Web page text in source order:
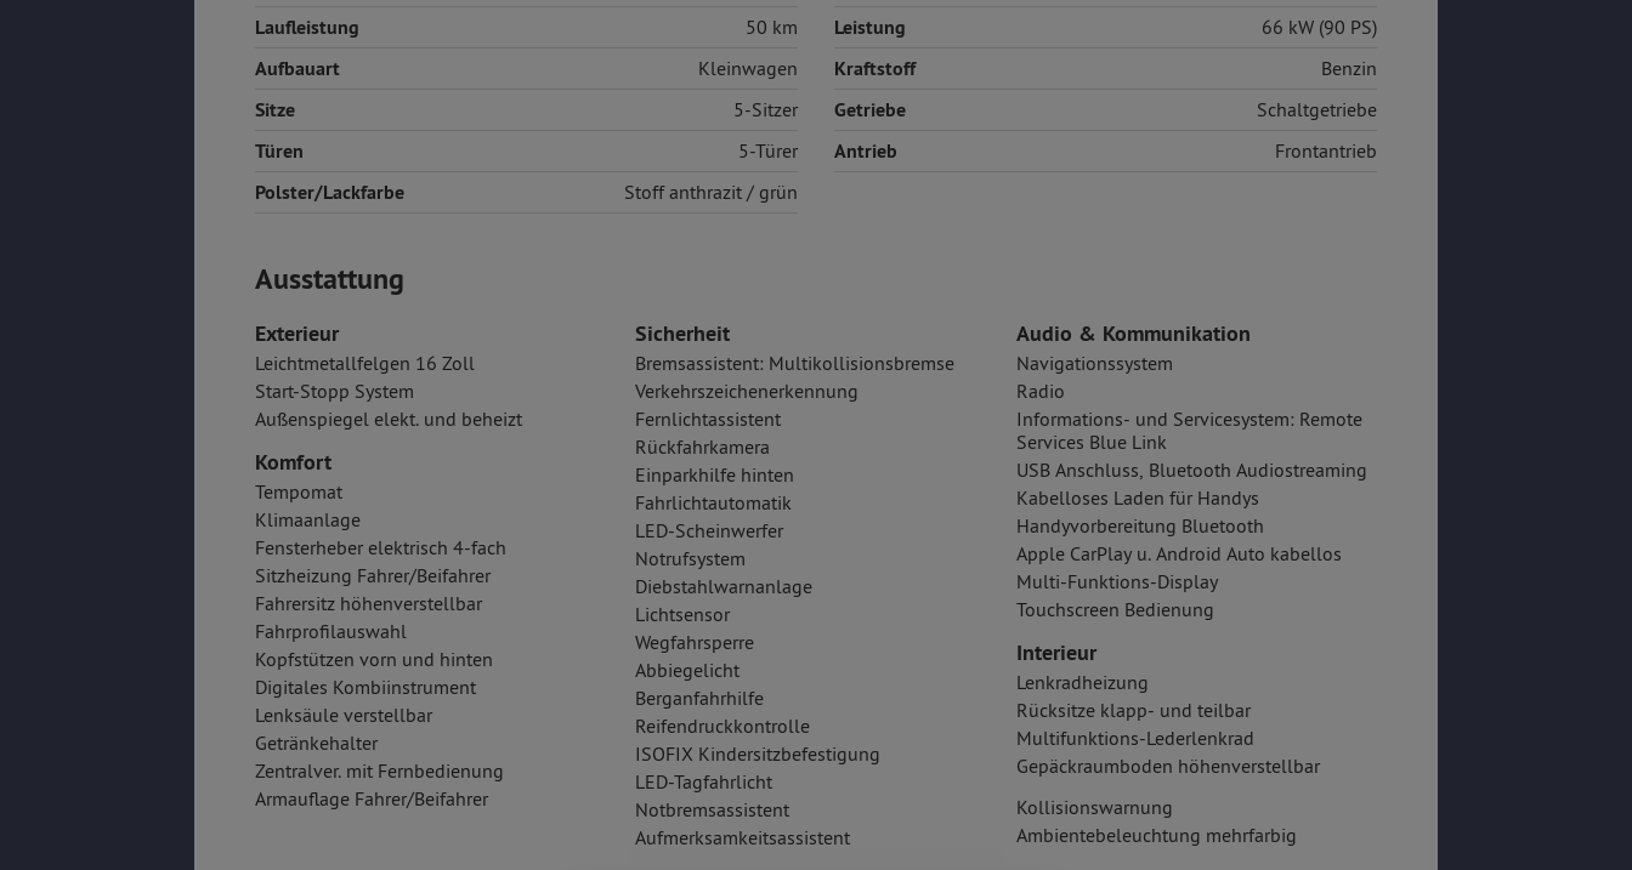
Laufleistung 50 km
Aufbauart Kleinwagen
Sitze 5-Sitzer
Türen 5-Türer
Polster/Lackfarbe Stoffanthrazit / grün
Leistung 66 kW (90 PS)
Kraftstoff Benzin
Getriebe Schaltgetriebe
Antrieb Frontantrieb
Ausstattung
Exterieur
Leichtmetallfelgen 16 Zoll
Start-Stopp System
Außenspiegel elekt. und beheizt
Komfort
Tempomat
Klimaanlage
Fensterheber elektrisch 4-fach
Sitzheizung Fahrer/Beifahrer
Fahrersitz höhenverstellbar
Fahrprofilauswahl
Kopfstützen vorn und hinten
Digitales Kombiinstrument
Lenksäule verstellbar
Getränkehalter
Zentralver. mit Fernbedienung
Armauflage Fahrer/Beifahrer
Sicherheit
Bremsassistent: Multikollisionsbremse
Verkehrszeichenerkennung
Fernlichtassistent
Rückfahrkamera
Einparkhilfe hinten
Fahrlichtautomatik
LED-Scheinwerfer
Notrufsystem
Diebstahlwarnanlage
Lichtsensor
Wegfahrsperre
Abbiegelicht
Berganfahrhilfe
Reifendruckkontrolle
ISOFIX Kindersitzbefestigung
LED-Tagfahrlicht
Notbremsassistent
Aufmerksamkeitsassistent
Audio & Kommunikation
Navigationssystem
Radio
Informations- und Servicesystem: Remote
Services Blue Link
USB Anschluss, Bluetooth Audiostreaming
Kabelloses Laden für Handys
Handyvorbereitung Bluetooth
Apple CarPlay u. Android Auto kabellos
Multi-Funktions-Display
Touchscreen Bedienung
Interieur
Lenkradheizung
Rücksitze klapp- und teilbar
Multifunktions-Lederlenkrad
Gepäckraumboden höhenverstellbar
Kollisionswarnung
Ambientebeleuchtung mehrfarbig